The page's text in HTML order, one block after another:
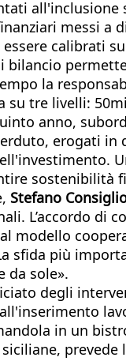
messi a
calibrati
la
tre livelli:
anno,
erogati
sostenibilità
Stefano
L’accordo di
modello
più
da sole».
degli
in un